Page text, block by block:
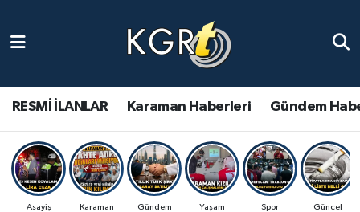
RESMİ İLANLAR Karaman Haberleri Gündem
Asayiş Karaman Gündem Yaşam Spor Güncel
Gündem Haberleri
Güncel Haberler
Spor Haberleri